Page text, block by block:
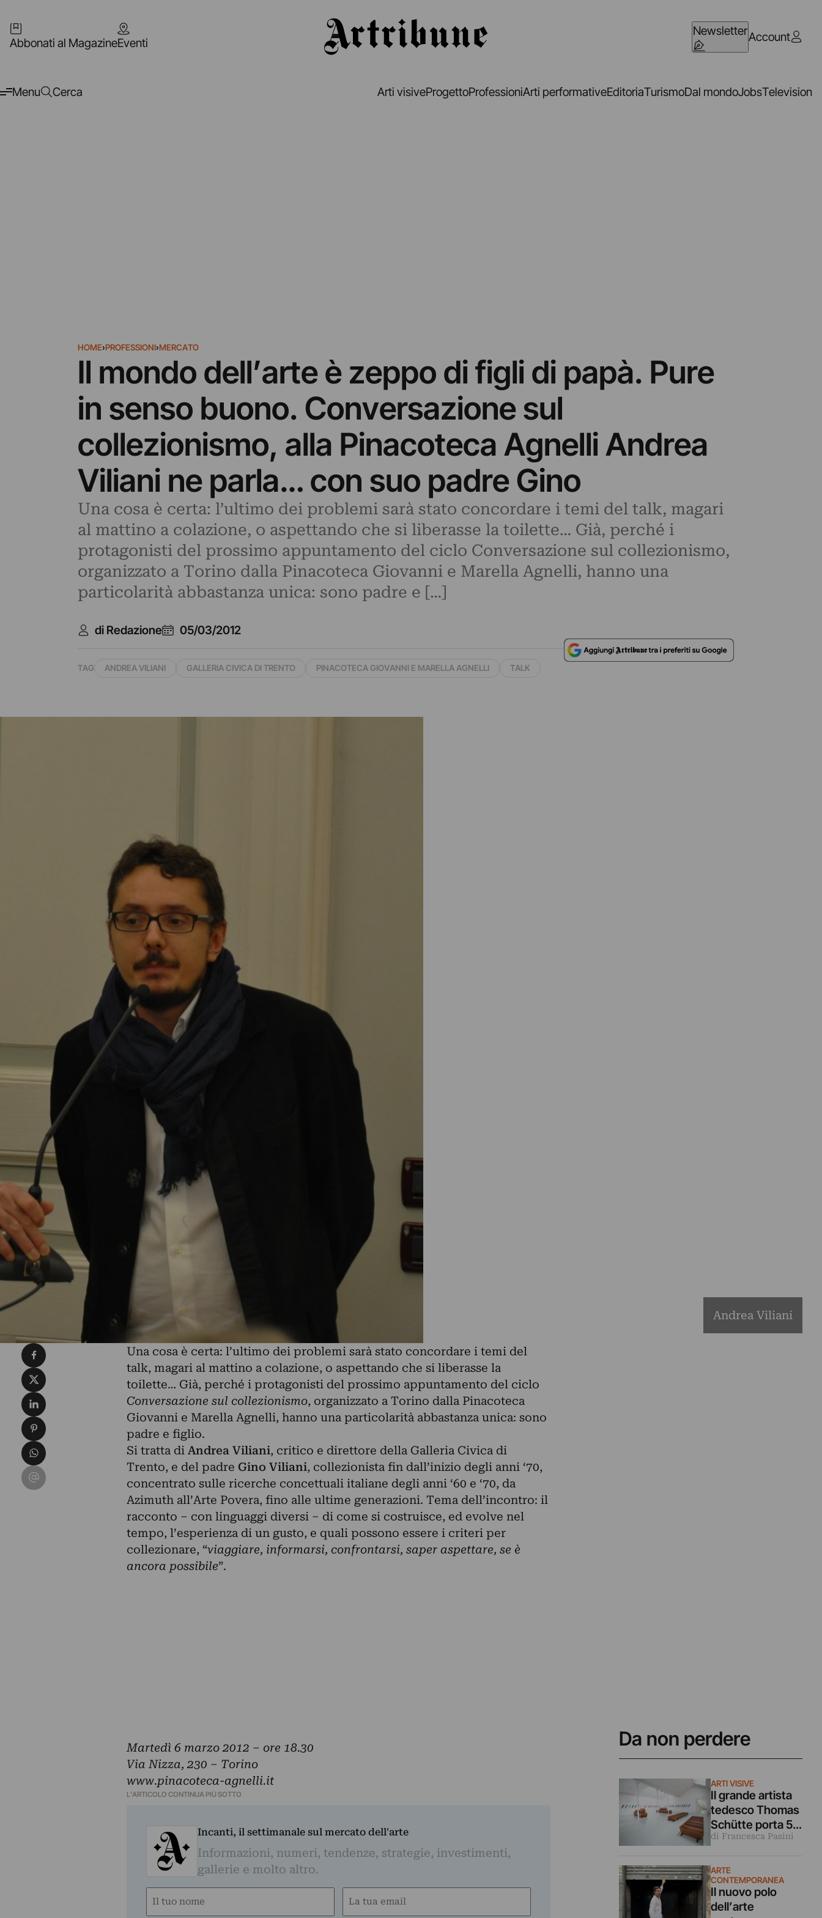
Abbonati al MagazineEventi
NewsletterAccount
Menu Cerca Arti visiveProgettoProfessioniArti performativeEditoriaTurismoDal mondoJobsTelevision
HOME›PROFESSIONI›MERCATO
Il mondo dell’arte è zeppo di figli di papà. Pure
in senso buono. Conversazione sul
collezionismo, alla Pinacoteca Agnelli Andrea
Viliani ne parla… con suo padre Gino
Una cosa è certa: l’ultimo dei problemi sarà stato concordare i temi del talk, magari
al mattino a colazione, o aspettando che si liberasse la toilette… Già, perché i
protagonisti del prossimo appuntamento del ciclo Conversazione sul collezionismo,
organizzato a Torino dalla Pinacoteca Giovanni e Marella Agnelli, hanno una
particolarità abbastanza unica: sono padre e […]
di Redazione 05/03/2012
TAG ANDREA VILIANI GALLERIA CIVICA DI TRENTO PINACOTECA GIOVANNI E MARELLA AGNELLI TALK
Andrea Viliani
Una cosa è certa: l’ultimo dei problemi sarà stato concordare i temi del
talk, magari al mattino a colazione, o aspettando che si liberasse la
toilette… Già, perché i protagonisti del prossimo appuntamento del ciclo
Conversazione sul collezionismo, organizzato a Torino dalla Pinacoteca
Giovanni e Marella Agnelli, hanno una particolarità abbastanza unica: sono
padre e figlio.
Si tratta di Andrea Viliani, critico e direttore della Galleria Civica di
Trento, e del padre Gino Viliani, collezionista fin dall’inizio degli anni ‘70,
concentrato sulle ricerche concettuali italiane degli anni ‘60 e ‘70, da
Azimuth all’Arte Povera, fino alle ultime generazioni. Tema dell’incontro: il
racconto – con linguaggi diversi – di come si costruisce, ed evolve nel
tempo, l’esperienza di un gusto, e quali possono essere i criteri per
collezionare, “viaggiare, informarsi, confrontarsi, saper aspettare, se è
ancora possibile”.
Martedì 6 marzo 2012 – ore 18.30
Via Nizza, 230 – Torino
www.pinacoteca-agnelli.it
L'ARTICOLO CONTINUA PIÙ SOTTO
Incanti, il settimanale sul mercato dell'arte
Informazioni, numeri, tendenze, strategie, investimenti,
gallerie e molto altro.
Nome
Email
Da non perdere
ARTI VISIVE
Il grande artista
tedesco Thomas
Schütte porta 50
bare in un borgo
di Francesca Pasini
ARTE
CONTEMPORANEA
Il nuovo polo
dell’arte
Condividi su Facebook
Condividi su X
Condividi su LinkedIn
Condividi su Pinterest
Condividi su WhatsApp
Condividi su Email